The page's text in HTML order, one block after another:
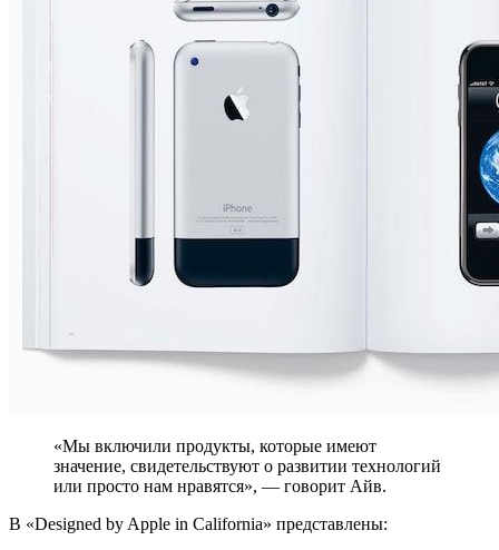
«Мы включили продукты, которые имеют
значение, свидетельствуют о развитии технологий
или просто нам нравятся», — говорит Айв.
В «Designed by Apple in California» представлены: